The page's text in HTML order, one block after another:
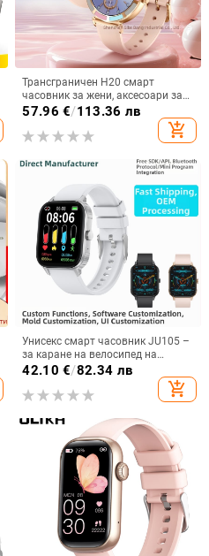
Трансграничен H20 смарт
часовник за жени, аксесоари за
здраве, обаждане на сън,
наблюдение на физиологичния
цикъл на жените, носене на
57.96 €/113.36 лв
add_shopping_cart
Унисекс смарт часовник JU105 –
за каране на велосипед на
открито и походи, крачкомер,
сърдечна честота и кислород в
кръвта, мониторинг на съня
42.10 €/82.34 лв
add_shopping_cart